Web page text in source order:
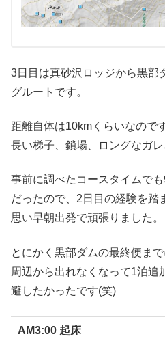
3日目は真砂沢ロッジから黒部
グルートです。
距離自体は10kmくらいなので
長い梯子、鎖場、ロングなガレ
事前に調べたコースタイムで
だったので、2日目の経験を踏
思い早朝出発で頑張りました。
とにかく黒部ダムの最終便ま
周辺から出れなくなって1泊追
避したかったです(笑)
AM3:00 起床